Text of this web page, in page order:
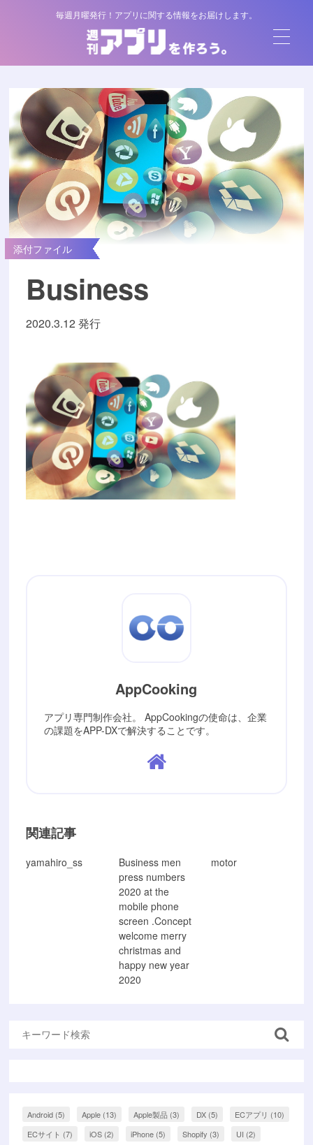
毎週月曜発行！アプリに関する情報をお届けします。
添付ファイル
Business
2020.3.12 発行
AppCooking
アプリ専門制作会社。 AppCookingの使命は、企業
の課題をAPP-DXで解決することです。
関連記事
yamahiro_ss
Business men
press numbers
2020 at the
mobile phone
screen .Concept
welcome merry
christmas and
happy new year
2020
motor
Android (5) Apple (13) Apple製品 (3) DX (5) ECアプリ (10)
ECサイト (7) iOS (2) iPhone (5) Shopify (3) UI (2)